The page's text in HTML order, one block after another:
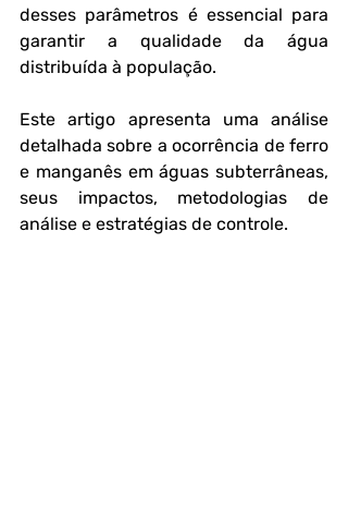
desses parâmetros é essencial para
garantir a qualidade da água
distribuída à população.
Este artigo apresenta uma análise
detalhada sobre a ocorrência de ferro
e manganês em águas subterrâneas,
seus impactos, metodologias de
análise e estratégias de controle.